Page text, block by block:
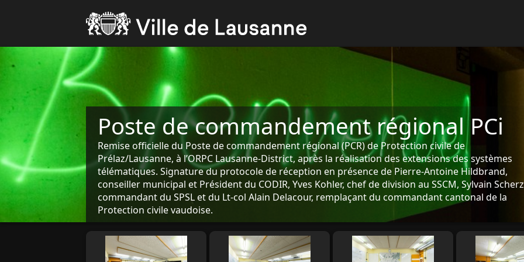
Poste de commandement régional PCi
Remise officielle du Poste de commandement régional (PCR) de Protection civile de
Prélaz/Lausanne, à l’ORPC Lausanne-District, après la réalisation des extensions des systèmes
télématiques. Signature du protocole de réception en présence de Pierre-Antoine Hildbrand,
conseiller municipal et Président du CODIR, Yves Kohler, chef de division au SSCM, Sylvain
commandant du SPSL et du Lt-col Alain Delacour, remplaçant du commandant cantonal de la
Protection civile vaudoise.